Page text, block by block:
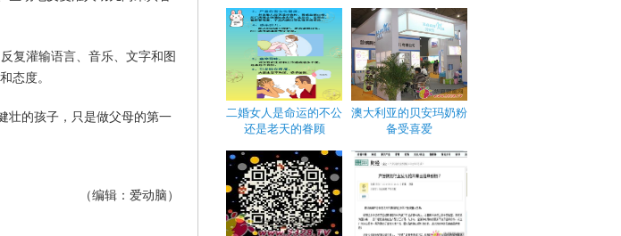
复灌输语言、音乐、文字和图
态度。
的孩子，只是做父母的第一
（编辑：爱动脑）
二婚女人是命运的不公
还是老天的眷顾
澳大利亚的贝安玛奶粉
备受喜爱